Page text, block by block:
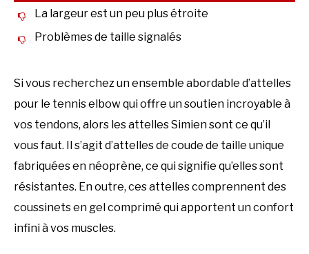
La largeur est un peu plus étroite
Problèmes de taille signalés
Si vous recherchez un ensemble abordable d’attelles
pour le tennis elbow qui offre un soutien incroyable à
vos tendons, alors les attelles Simien sont ce qu’il
vous faut. Il s’agit d’attelles de coude de taille unique
fabriquées en néoprène, ce qui signifie qu’elles sont
résistantes. En outre, ces attelles comprennent des
coussinets en gel comprimé qui apportent un confort
infini à vos muscles.